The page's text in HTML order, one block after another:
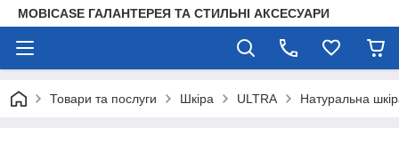
MOBICASE ГАЛАНТЕРЕЯ ТА СТИЛЬНІ АКСЕСУАРИ
Товари та послуги Шкіра ULTRA Натуральна